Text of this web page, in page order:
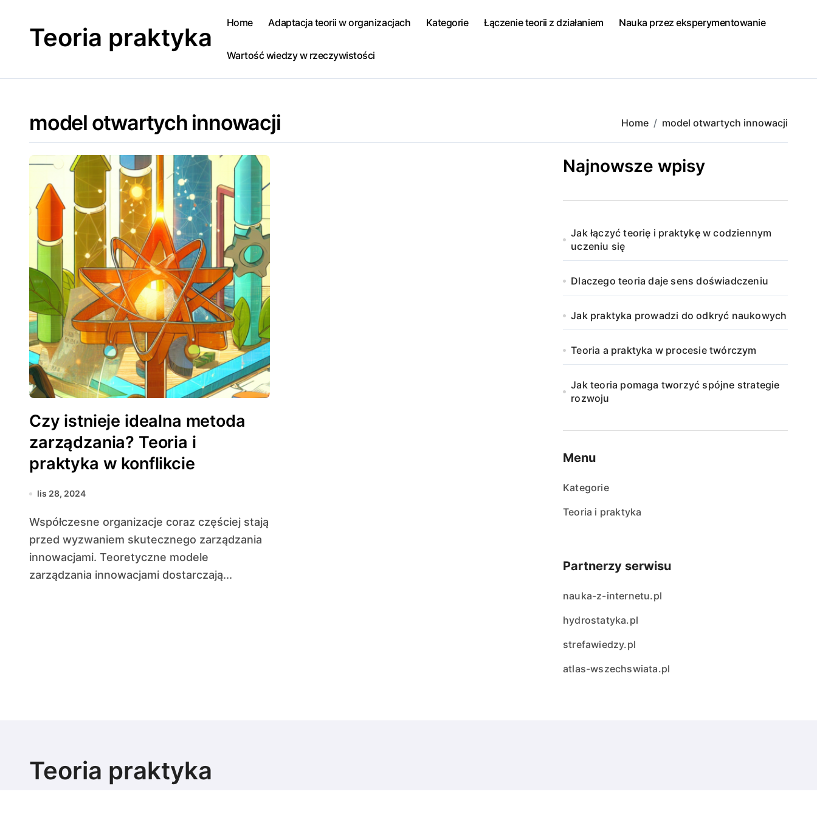
contentTeoria praktyka Home Adaptacja teorii w organizacjach Kategorie Łączenie teorii z działaniem Nauka przez eksperymentowanie
Wartość wiedzy w rzeczywistości
model otwartych innowacji Home model otwartych innowacji
Czy istnieje idealna metoda
zarządzania? Teoria i
praktyka w konflikcie
lis 28, 2024
Współczesne organizacje coraz częściej stają
przed wyzwaniem skutecznego zarządzania
innowacjami. Teoretyczne modele
zarządzania innowacjami dostarczają...
Najnowsze wpisy
Jak łączyć teorię i praktykę w codziennym
uczeniu się
Dlaczego teoria daje sens doświadczeniu
Jak praktyka prowadzi do odkryć naukowych
Teoria a praktyka w procesie twórczym
Jak teoria pomaga tworzyć spójne strategie
rozwoju
Menu
Kategorie
Teoria i praktyka
Partnerzy serwisu
nauka-z-internetu.pl
hydrostatyka.pl
strefawiedzy.pl
atlas-wszechswiata.pl
Teoria praktyka